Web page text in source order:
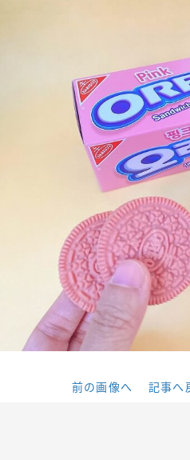
前の画像へ 記事へ